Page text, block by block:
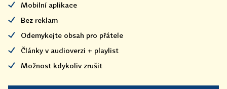
Mobilní aplikace
Bez reklam
Odemykejte obsah pro přátele
Články v audioverzi + playlist
Možnost kdykoliv zrušit